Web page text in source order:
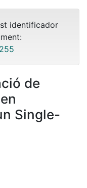
identificador
de
Single-